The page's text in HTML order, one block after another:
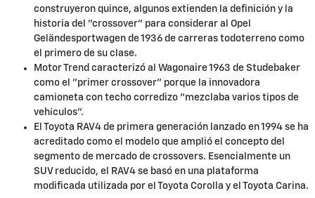
construyeron quince, algunos extienden la definición y la
historia del "crossover" para considerar al Opel
Geländesportwagen de 1936 de carreras todoterreno como
el primero de su clase.
Motor Trend caracterizó al Wagonaire 1963 de Studebaker
como el "primer crossover" porque la innovadora
camioneta con techo corredizo "mezclaba varios tipos de
vehículos".
El Toyota RAV4 de primera generación lanzado en 1994 se ha
acreditado como el modelo que amplió el concepto del
segmento de mercado de crossovers. Esencialmente un
SUV reducido, el RAV4 se basó en una plataforma
modificada utilizada por el Toyota Corolla y el Toyota Carina.